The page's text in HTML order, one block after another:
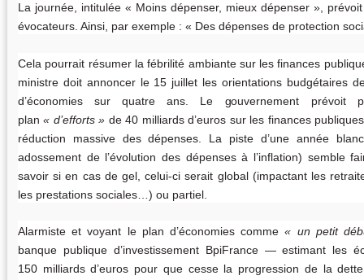
La journée, intitulée « Moins dépenser, mieux dépenser »,
évocateurs. Ainsi, par exemple : « Des dépenses de protection
Cela pourrait résumer la fébrilité ambiante sur les finances
ministre doit annoncer le 15 juillet les orientations budgétaires
d’économies sur quatre ans. Le gouvernement prévoit
plan
d’efforts
de 40 milliards d’euros sur les finances
réduction massive des dépenses. La piste d’une année
adossement de l’évolution des dépenses à l’inflation) semble
savoir si en cas de gel, celui-ci serait global (impactant les
les prestations sociales…) ou partiel.
Alarmiste et voyant le plan d’économies comme
un petit
banque publique d’investissement BpiFrance ― estimant les
150 milliards d’euros pour que cesse la progression de la